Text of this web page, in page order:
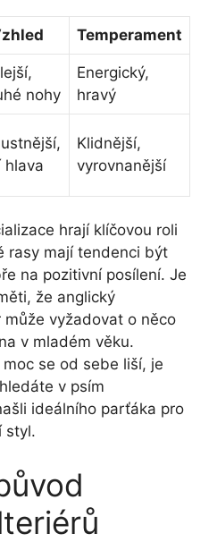
Temperament
nohy
Energický,
hravý
hlava
Klidnější,
vyrovnanější
hrají klíčovou roli
rasy mají tendenci být
na pozitivní posílení. Je
že anglický
vyžadovat o něco
v mladém věku.
se od sebe liší, je
v psím
ideálního parťáka pro
styl.